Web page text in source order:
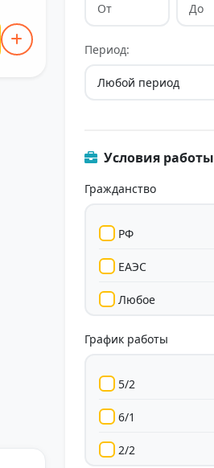
Период:
Условия работы
Гражданство
РФ
ЕАЭС
Любое
График работы
5/2
6/1
2/2